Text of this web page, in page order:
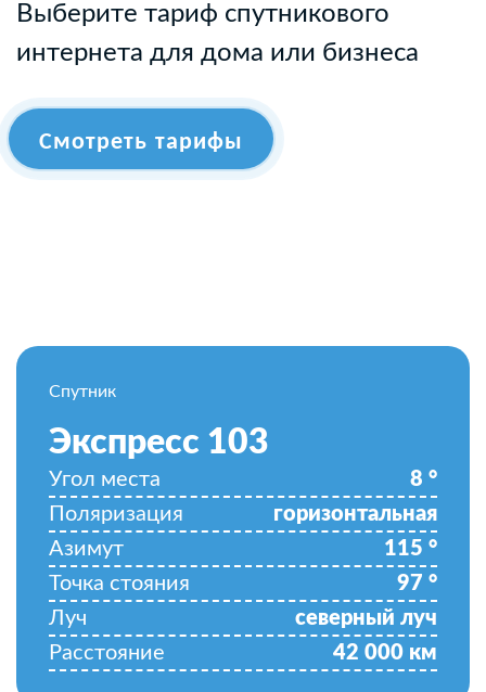
Выберите тариф спутникового
интернета для дома или бизнеса
Смотреть тарифы
Спутник
Экспресс 103
Угол места 8 °
Поляризация
горизонтальная
Азимут
115 °
Точка стояния
97 °
Луч
северный луч
Расстояние
42 000 км